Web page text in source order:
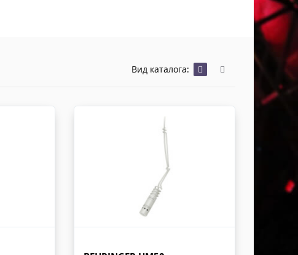
Вид каталога: